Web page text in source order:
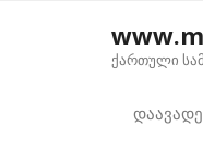
ქართული